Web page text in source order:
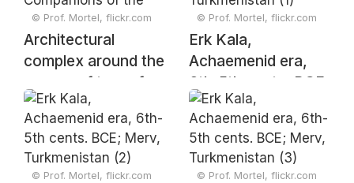
ancient Merv,
Turkmenistan (2)
© Prof. Mortel, flickr.com
Architectural
complex around the
graves of two of
the Companions of
the Prophet
Muhammad; Merv,
Turkmenistan
© Prof. Mortel, flickr.com
Erk Kala,
Achaemenid era,
6th-5th cents. BCE;
Merv, Turkmenistan
(1)
© Prof. Mortel, flickr.com © Prof. Mortel, flickr.com